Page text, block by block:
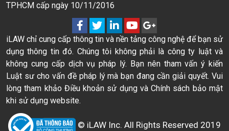
TPHCM cấp ngày 10/11/2016
iLAW chỉ cung cấp thông tin và nền tảng công nghệ để bạn sử
dụng thông tin đó. Chúng tôi không phải là công ty luật và
không cung cấp dịch vụ pháp lý. Bạn nên tham vấn ý kiến
Luật sư cho vấn đề pháp lý mà bạn đang cần giải quyết. Vui
lòng tham khảo Điều khoản sử dụng và Chính sách bảo mật
khi sử dụng website.
© iLAW Inc. All Rights Reserved 2019